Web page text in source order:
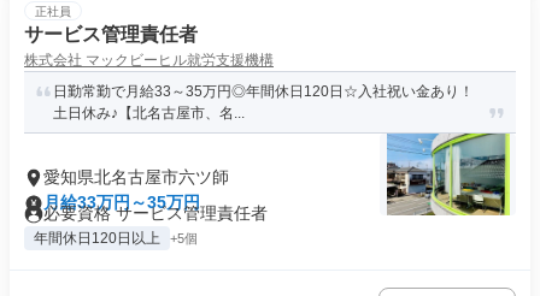
正社員
サービス管理責任者
株式会社 マックビーヒル就労支援機構
日勤常勤で月給33～35万円◎年間休日120日☆入社祝い金あり！
土日休み♪【北名古屋市、名...
愛知県北名古屋市六ツ師
月給33万円～35万円
必要資格 サービス管理責任者
年間休日120日以上 +5個